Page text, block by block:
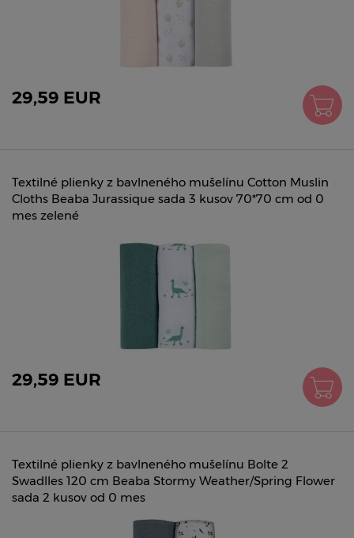
29,59 EUR
Textilné plienky z bavlneného mušelínu Cotton Muslin
Cloths Beaba Jurassique sada 3 kusov 70*70 cm od 0
mes zelené
29,59 EUR
Textilné plienky z bavlneného mušelínu Bolte 2
Swadlles 120 cm Beaba Stormy Weather/Spring Flower
sada 2 kusov od 0 mes